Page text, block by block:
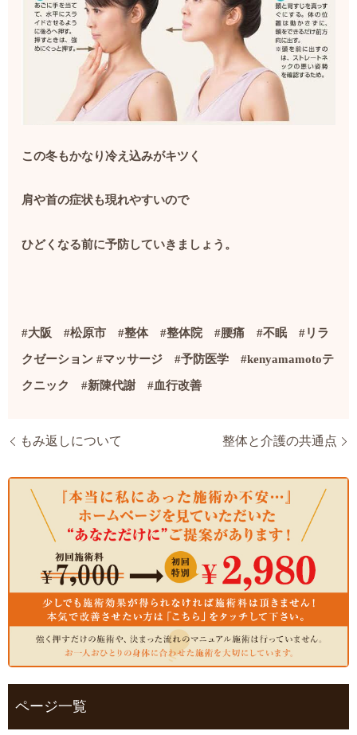
この冬もかなり冷え込みがキツく
肩や首の症状も現れやすいので
ひどくなる前に予防していきましょう。
#大阪#松原市#整体#整体院#腰痛#不眠#リラ
クゼーション #マッサージ#予防医学#kenyamamotoテ
クニック#新陳代謝#血行改善
もみ返しについて 整体と介護の共通点
ページ一覧